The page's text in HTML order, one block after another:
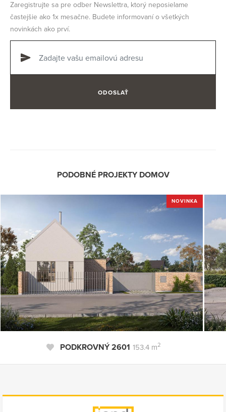
Zaregistrujte sa pre odber Newslettra, ktorý neposielame
častejšie ako 1x mesačne. Budete informovaní o všetkých
novinkách ako prví.
ODOSLAŤ
PODOBNÉ PROJEKTY DOMOV
NOVINKA
PODKROVNÝ 2601 153.4 m2